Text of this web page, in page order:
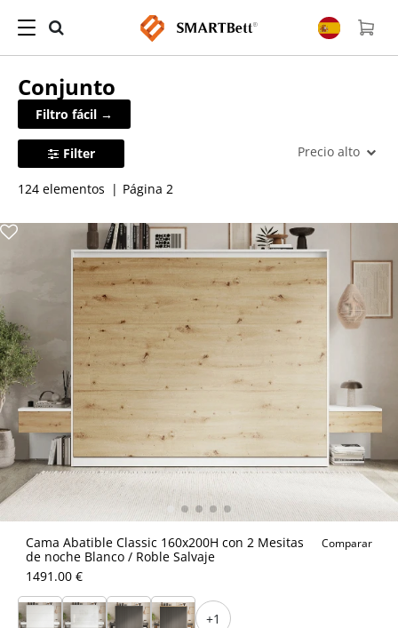
Conjunto
Filtro fácil →
Filter Precio alto
124 elementos Página 2
Cama Abatible Classic 160x200H con 2 Mesitas
de noche Blanco / Roble Salvaje
Comparar
1491.00 €
+1